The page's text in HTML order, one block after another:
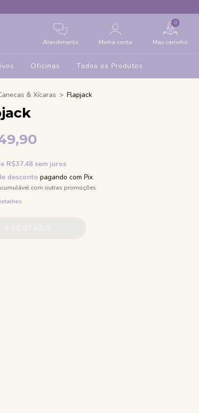
Atendimento Minha conta Meu carrinho
0
Oficinas Todos os Produtos
& Xícaras > Flapjack
R$37,48 sem juros
desconto pagando com Pix
com outras promoções